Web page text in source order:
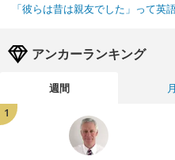
「彼らは昔は親友でした」って英
アンカーランキング
週間
1